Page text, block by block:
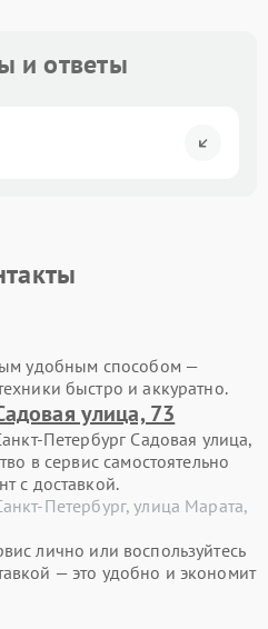
и ответы
удобным способом —
быстро и аккуратно.
улица, 73
Петербург Садовая улица,
в сервис самостоятельно
с доставкой.
Петербург, улица Марата,
лично или воспользуйтесь
— это удобно и экономит